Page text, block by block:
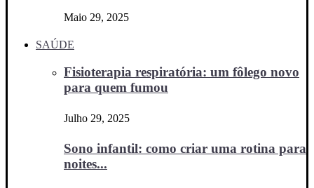
Maio 29, 2025
SAÚDE
Fisioterapia respiratória: um fôlego novo
para quem fumou
Julho 29, 2025
Sono infantil: como criar uma rotina para
noites...